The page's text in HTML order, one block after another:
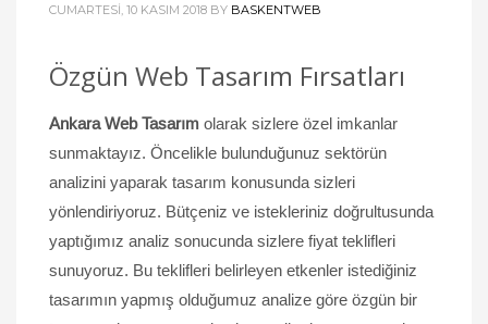
CUMARTESI, 10 KASIM 2018 BY BASKENTWEB
Özgün Web Tasarım Fırsatları
Ankara Web Tasarım olarak sizlere özel imkanlar
sunmaktayız. Öncelikle bulunduğunuz sektörün
analizini yaparak tasarım konusunda sizleri
yönlendiriyoruz. Bütçeniz ve istekleriniz doğrultusunda
yaptığımız analiz sonucunda sizlere fiyat teklifleri
sunuyoruz. Bu teklifleri belirleyen etkenler istediğiniz
tasarımın yapmış olduğumuz analize göre özgün bir